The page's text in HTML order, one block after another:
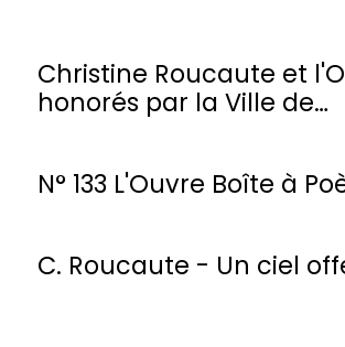
Christine Roucaute et
honorés par la Ville de
N° 133 L'Ouvre Boîte à
C. Roucaute - Un ciel